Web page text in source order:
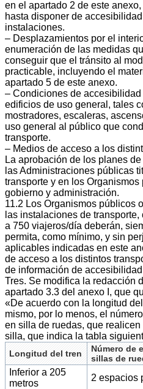
en el apartado 2 de este
hasta disponer de
instalaciones.
– Desplazamientos por el
enumeración de las medidas
conseguir que el tránsito al
practicable, incluyendo el
apartado 5 de este anexo.
– Condiciones de
edificios de uso general, tales
mostradores, escaleras,
uso general al público que
transporte.
– Medios de acceso a los
La aprobación de los planes
las Administraciones públicas
transporte y en los
gobierno y administración.
11.2 Los Organismos públicos
las instalaciones de
a 750 viajeros/día deberán,
permita, como mínimo, y sin
aplicables indicadas en este
de acceso a los distintos
de información de
Tres. Se modifica la redacción
apartado 3.3 del anexo I, que
«De acuerdo con la longitud
mismo, por lo menos, el
en silla de ruedas, que
silla, que indica la tabla
Longitud del tren
Número de
sillas de
Inferior a 205
metros
2 espacios